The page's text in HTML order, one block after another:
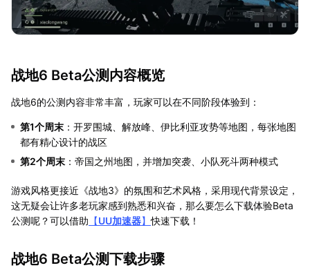
战地6 Beta公测内容概览
战地6的公测内容非常丰富，玩家可以在不同阶段体验到：
第1个周末 ：开罗围城、解放峰、伊比利亚攻势等地图，每张地图
都有精心设计的战区
第2个周末 ：帝国之州地图，并增加突袭、小队死斗两种模式
游戏风格更接近《战地3》的氛围和艺术风格，采用现代背景设定，
这无疑会让许多老玩家感到熟悉和兴奋，那么要怎么下载体验Beta
公测呢？可以借助 【UU加速器】快速下载！
战地6 Beta公测下载步骤